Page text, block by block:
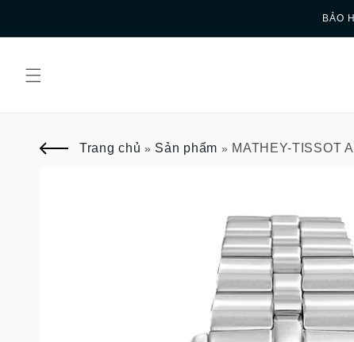
BẢO
Trang chủ » Sản phẩm » MATHEY-TISSOT